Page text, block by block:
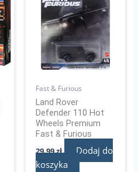
Fast & Furious
Land Rover
Defender 110 Hot
Wheels Premium
Fast & Furious
29,99zł
Dodaj do
koszyka